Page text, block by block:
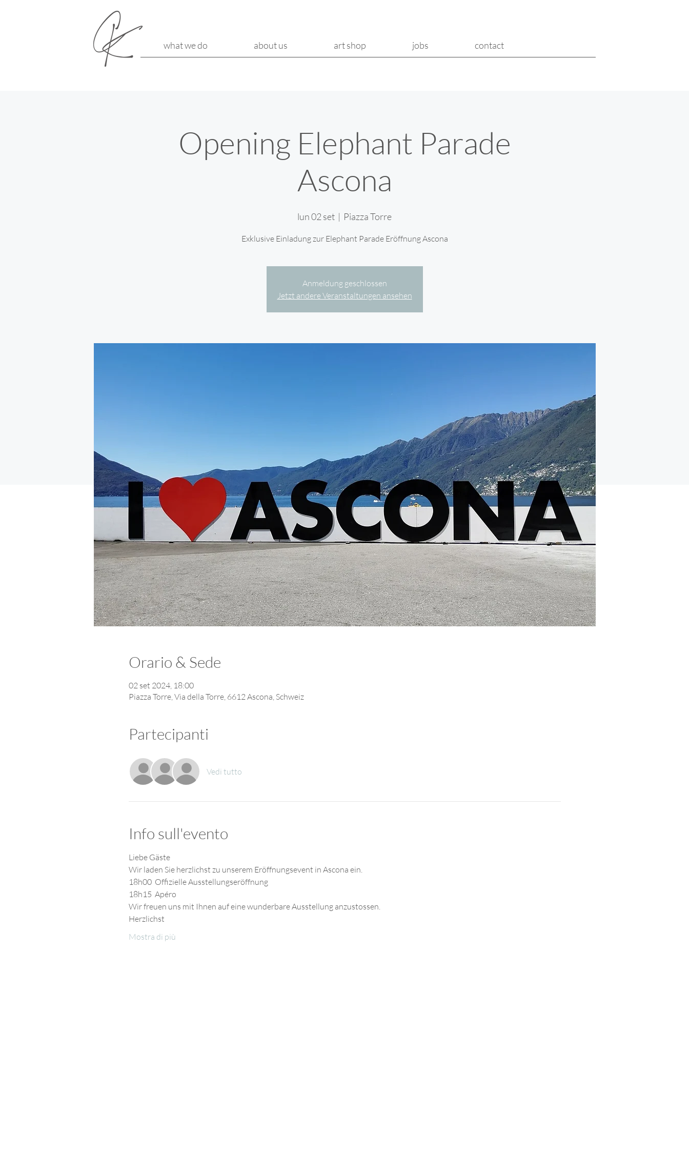
what we do about us art shop jobs contact
Opening Elephant Parade
Ascona
lun 02 set
  |
Piazza Torre
Exklusive Einladung zur Elephant Parade Eröffnung Ascona
Anmeldung geschlossen
Jetzt andere Veranstaltungen ansehen
Orario & Sede
02 set 2024, 18:00
Piazza Torre, Via della Torre, 6612 Ascona, Schweiz
Partecipanti
Vedi tutto
Info sull'evento
Liebe Gäste
Wir laden Sie herzlichst zu unserem Eröffnungsevent in Ascona ein.
18h00  Offizielle Ausstellungseröffnung
18h15  Apéro
Wir freuen uns mit Ihnen auf eine wunderbare Ausstellung anzustossen.
Herzlichst
Mostra di più